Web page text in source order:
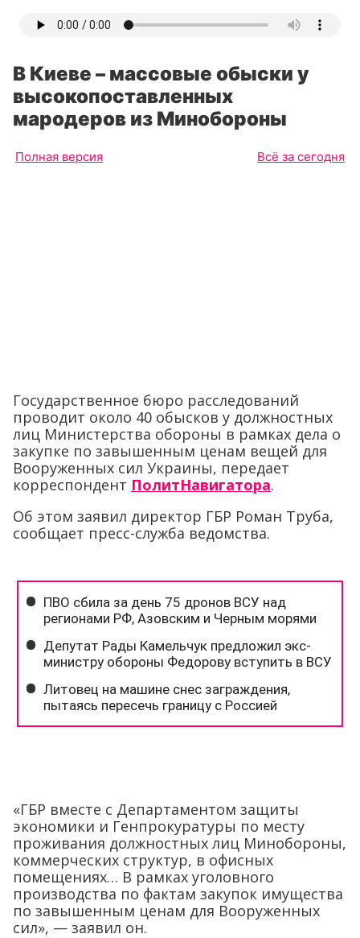
В Киеве – массовые обыски у
высокопоставленных
мародеров из Минобороны
Полная версия Всё за сегодня
Государственное бюро расследований
проводит около 40 обысков у должностных
лиц Министерства обороны в рамках дела о
закупке по завышенным ценам вещей для
Вооруженных сил Украины, передает
корреспондент ПолитНавигатора.
Об этом заявил директор ГБР Роман Труба,
сообщает пресс-служба ведомства.
«ГБР вместе с Департаментом защиты
экономики и Генпрокуратуры по месту
проживания должностных лиц Минобороны,
коммерческих структур, в офисных
помещениях… В рамках уголовного
производства по фактам закупок имущества
по завышенным ценам для Вооруженных
сил», — заявил он.